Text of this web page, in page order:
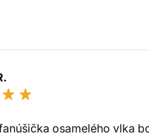
osamelého vlka